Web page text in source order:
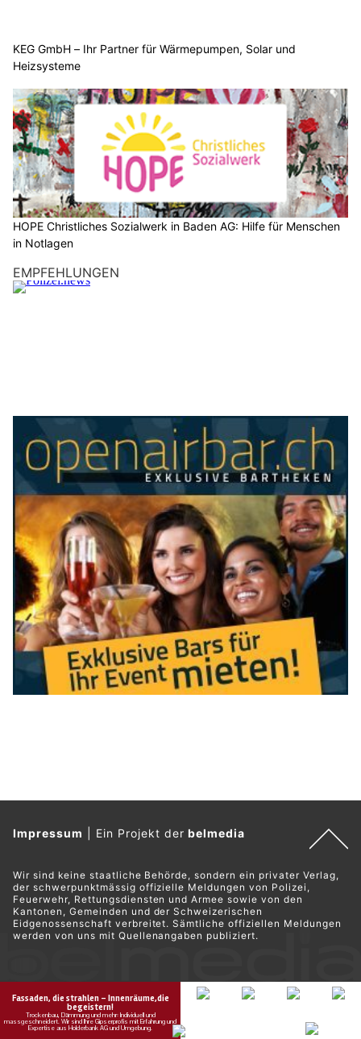
KEG GmbH – Ihr Partner für Wärmepumpen, Solar und
Heizsysteme
HOPE Christliches Sozialwerk in Baden AG: Hilfe für Menschen
in Notlagen
EMPFEHLUNGEN
Impressum Ein Projekt derbelmedia
Wir sind keine staatliche Behörde, sondern ein privater Verlag,
der schwerpunktmässig offizielle Meldungen von Polizei,
Feuerwehr, Rettungsdiensten und Armee sowie von den
Kantonen, Gemeinden und der Schweizerischen
Eidgenossenschaft verbreitet. Sämtliche offiziellen Meldungen
werden von uns mit Quellenangaben publiziert.